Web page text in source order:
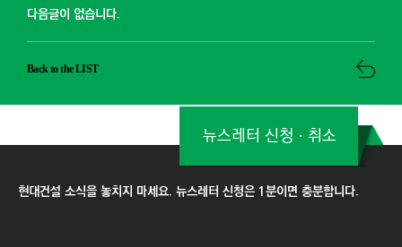
다음글이 없습니다.
Back to the LIST
현대건설 소식을 놓치지 마세요. 뉴스레터 신청은 1분이면 충분합니다.
뉴스레터 신청ㆍ취소